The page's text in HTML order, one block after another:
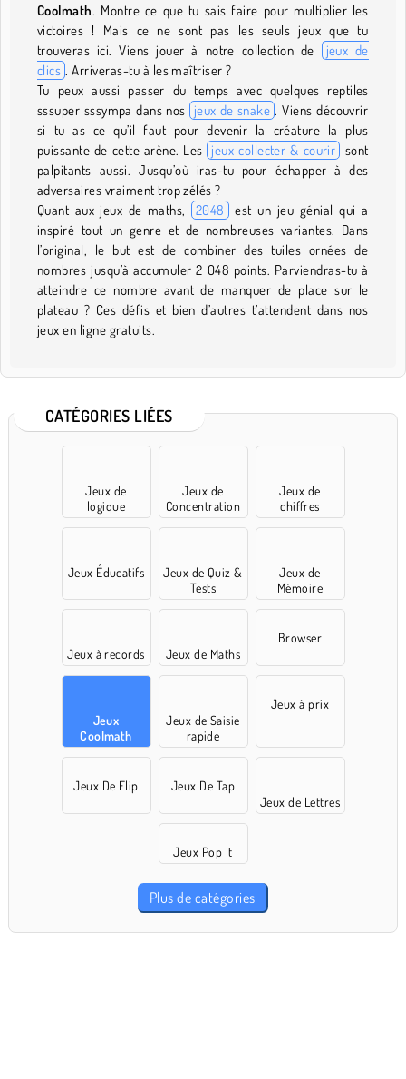
Coolmath. Montre ce que tu sais faire pour multiplier les
victoires ! Mais ce ne sont pas les seuls jeux que tu
trouveras ici. Viens jouer à notre collection de
jeux de
clics . Arriveras-tu à les maîtriser ?
Tu peux aussi passer du temps avec quelques reptiles
sssuper sssympa dans nos jeux de snake . Viens découvrir
si tu as ce qu’il faut pour devenir la créature la plus
puissante de cette arène. Les jeux collecter & courir sont
palpitants aussi. Jusqu’où iras-tu pour échapper à des
adversaires vraiment trop zélés ?
Quant aux jeux de maths,
2048 est un jeu génial qui a
inspiré tout un genre et de nombreuses variantes. Dans
l’original, le but est de combiner des tuiles ornées de
nombres jusqu’à accumuler 2 048 points. Parviendras-tu à
atteindre ce nombre avant de manquer de place sur le
plateau ? Ces défis et bien d’autres t’attendent dans nos
jeux en ligne gratuits.
CATÉGORIES LIÉES
Jeux de
logique
Jeux de
Concentration
Jeux de
chiffres
Jeux Éducatifs
Jeux de Quiz &
Tests
Jeux de
Mémoire
Jeux à records Jeux de Maths
Browser
Jeux
Coolmath
Jeux de Saisie
rapide
Jeux à prix
Jeux De Flip
Jeux De Tap
Jeux de Lettres
Jeux Pop It
Plus de catégories